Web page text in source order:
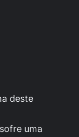
deste
uma